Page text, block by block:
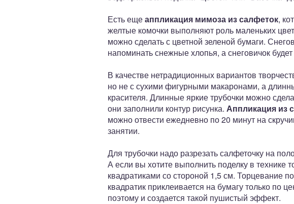
Есть ещеаппликация мимоза из салфеток,
желтые комочки выполняют роль маленьких
можно сделать с цветной зеленой бумаги.
напоминать снежные хлопья, а снеговичок
В качестве нетрадиционных вариантов
но не с сухими фигурными макаронами, а
красителя. Длинные яркие трубочки можно
они заполнили контур рисунка. Аппликация из
можно отвести ежедневно по 20 минут на
занятии.
Для трубочки надо разрезать салфеточку на
А если вы хотите выполнить поделку в технике
квадратиками со стороной 1,5 см. Торцевание
квадратик приклеивается на бумагу только по
поэтому и создается такой пушистый эффект.